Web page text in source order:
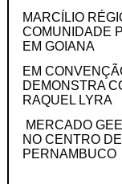
MARCÍLIO
COMUNIDADE
EM GOIANA
EM
DEMONSTRA
RAQUEL LYRA
MERCADO
NO CENTRO
PERNAMBUCO